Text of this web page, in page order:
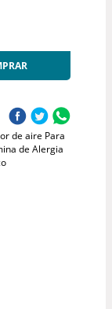
de aire Para
de Alergia